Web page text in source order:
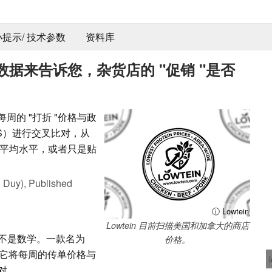
示/ 技术参数 资料库
据来告诉您，杂货店的 "促销 "是否
ⓘ Lowtein
Lowtein 目前扫描美国和加拿大的商店
价格。
周的 "打折 "价格与政
进行交叉比对，从
均水平，或者只是贴
Published
是数学。一款名为
将每周的传单价格与